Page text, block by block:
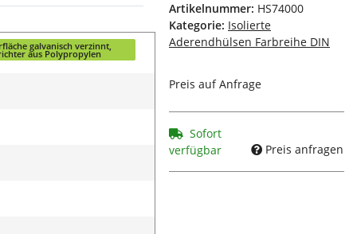
galvanisch verzinnt,
aus Polypropylen
Artikelnummer: HS74000
Kategorie: Isolierte
Aderendhülsen Farbreihe DIN
Preis auf Anfrage
Sofort
verfügbar
Preis anfragen